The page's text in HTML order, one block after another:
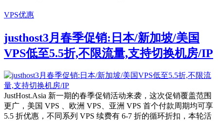
VPS优惠
justhost3月春季促销:日本/新加坡/美国
VPS低至5.5折,不限流量,支持切换机房/IP
JustHost.Asia 新一期的春季促销活动来袭，这次促销覆盖范围
更广，美国 VPS 、欧洲 VPS、亚洲 VPS 首个付款周期均可享
5.5 折优惠，不同系列 VPS 续费有 6-7 折的循环折扣，本轮活